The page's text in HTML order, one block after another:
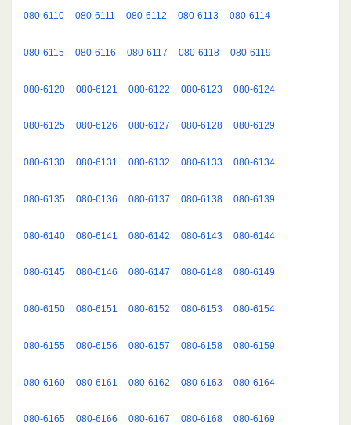
080-6110 080-6111 080-6112 080-6113 080-6114
080-6115 080-6116 080-6117 080-6118 080-6119
080-6120 080-6121 080-6122 080-6123 080-6124
080-6125 080-6126 080-6127 080-6128 080-6129
080-6130 080-6131 080-6132 080-6133 080-6134
080-6135 080-6136 080-6137 080-6138 080-6139
080-6140 080-6141 080-6142 080-6143 080-6144
080-6145 080-6146 080-6147 080-6148 080-6149
080-6150 080-6151 080-6152 080-6153 080-6154
080-6155 080-6156 080-6157 080-6158 080-6159
080-6160 080-6161 080-6162 080-6163 080-6164
080-6165 080-6166 080-6167 080-6168 080-6169